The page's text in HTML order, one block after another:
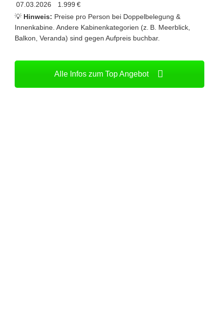
07.03.2026
1.999 €
💡 Hinweis: Preise pro Person bei Doppelbelegung &
Innenkabine. Andere Kabinenkategorien (z. B. Meerblick,
Balkon, Veranda) sind gegen Aufpreis buchbar.
Alle Infos zum Top Angebot